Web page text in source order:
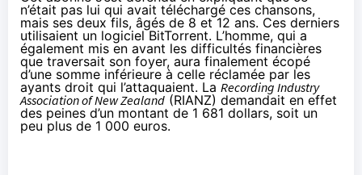
n’était pas lui qui avait téléchargé ces chansons,
mais ses deux fils, âgés de 8 et 12 ans. Ces derniers
utilisaient un logiciel BitTorrent. L’homme, qui a
également mis en avant les difficultés financières
que traversait son foyer, aura finalement écopé
d’une somme inférieure à celle réclamée par les
ayants droit qui l’attaquaient. La Recording Industry
Association of New Zealand (RIANZ) demandait en effet
des peines d’un montant de 1 681 dollars, soit un
peu plus de 1 000 euros.